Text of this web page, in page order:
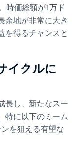
時価総額が1万ド
余地が非常に大き
を得るチャンスと
イクルに
長し、新たなスー
特に以下のミーム
を狙える有望な